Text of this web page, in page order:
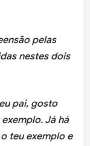
pelas
nestes dois
pai, gosto
Já há
teu exemplo e